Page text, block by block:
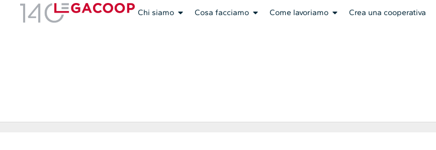
Chi siamo Cosa facciamo Come lavoriamo Crea una cooperativa